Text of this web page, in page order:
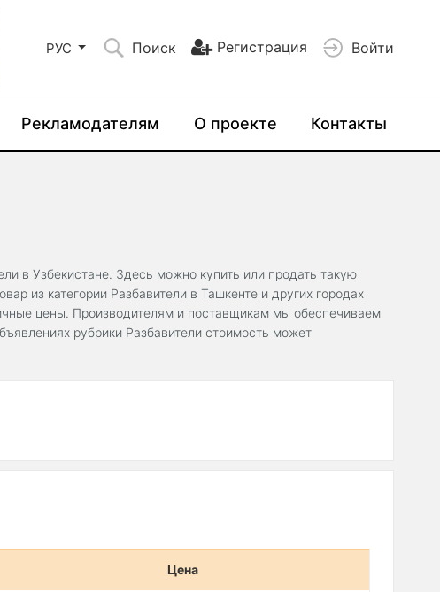
РУС Поиск Регистрация Войти
Рекламодателям О проекте Контакты
в Узбекистане. Здесь можно купить или продать такую
из категории Разбавители в Ташкенте и других городах
цены. Производителям и поставщикам мы обеспечиваем
рубрики Разбавители стоимость может
Цена